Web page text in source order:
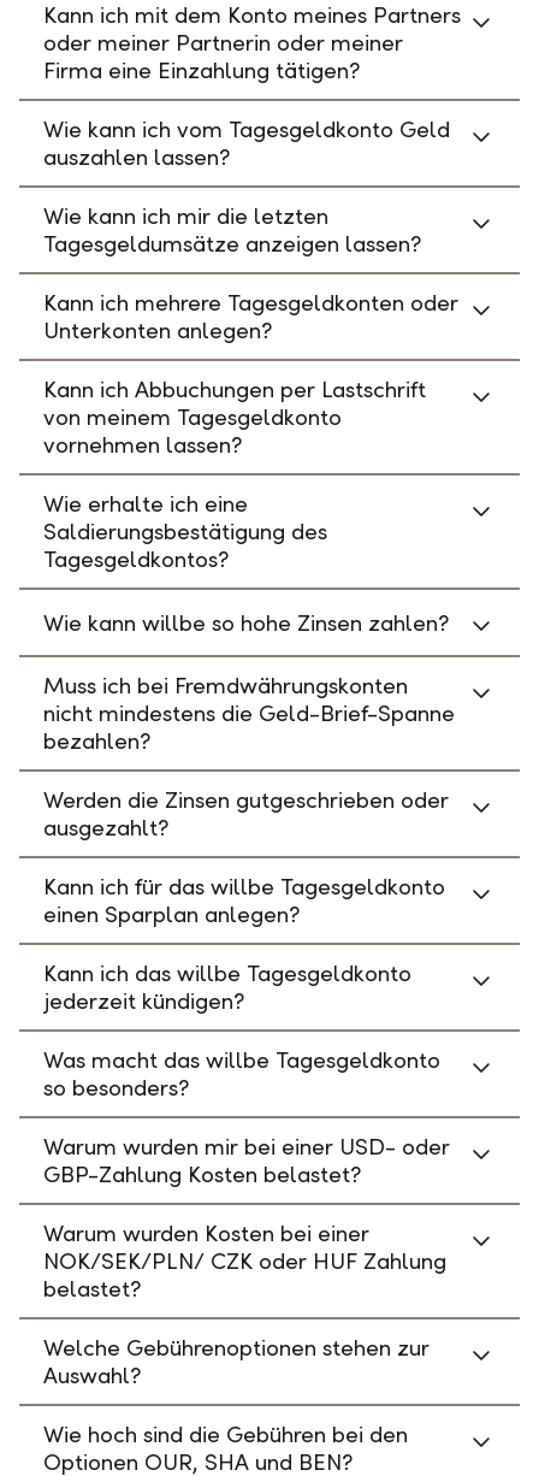
Kann ich mit dem Konto meines Partners
oder meiner Partnerin oder meiner
Firma eine Einzahlung tätigen?
Wie kann ich vom Tagesgeldkonto Geld
auszahlen lassen?
Wie kann ich mir die letzten
Tagesgeldumsätze anzeigen lassen?
Kann ich mehrere Tagesgeldkonten oder
Unterkonten anlegen?
Kann ich Abbuchungen per Lastschrift
von meinem Tagesgeldkonto
vornehmen lassen?
Wie erhalte ich eine
Saldierungsbestätigung des
Tagesgeldkontos?
Wie kann willbe so hohe Zinsen zahlen?
Muss ich bei Fremdwährungskonten
nicht mindestens die Geld-Brief-Spanne
bezahlen?
Werden die Zinsen gutgeschrieben oder
ausgezahlt?
Kann ich für das willbe Tagesgeldkonto
einen Sparplan anlegen?
Kann ich das willbe Tagesgeldkonto
jederzeit kündigen?
Was macht das willbe Tagesgeldkonto
so besonders?
Warum wurden mir bei einer USD- oder
GBP-Zahlung Kosten belastet?
Warum wurden Kosten bei einer
NOK/SEK/PLN/ CZK oder HUF Zahlung
belastet?
Welche Gebührenoptionen stehen zur
Auswahl?
Wie hoch sind die Gebühren bei den
Optionen OUR, SHA und BEN?